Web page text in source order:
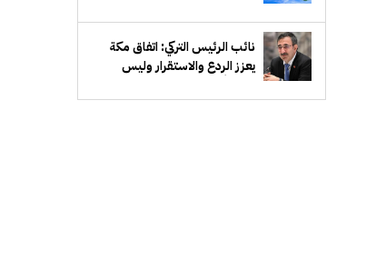
العالمية
نائب الرئيس التركي: اتفاق مكة
يعزز الردع والاستقرار وليس